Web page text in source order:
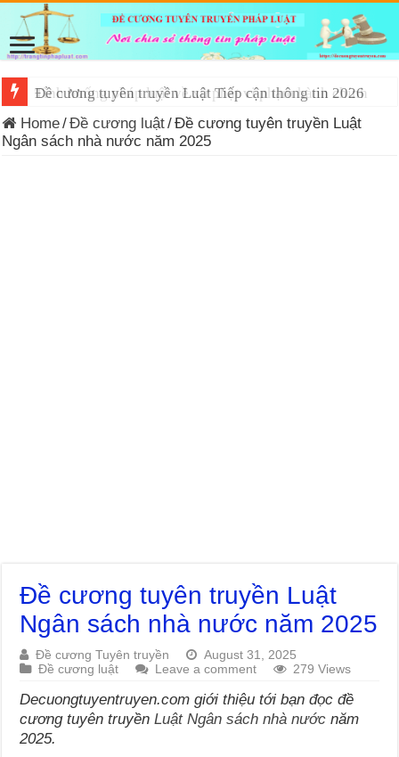
Đề cương tuyên truyền Luật Tiếp cận thông tin 2026
Home/Đề cương luật/Đề cương tuyên truyền Luật
Ngân sách nhà nước năm 2025
Đề cương tuyên truyền Luật
Ngân sách nhà nước năm 2025
Đề cương Tuyên truyền
August 31, 2025
Đề cương luật
Leave a comment 279 Views
Decuongtuyentruyen.com giới thiệu tới bạn đọc đề
cương tuyên truyềnLuật Ngân sách nhà nước năm
2025.